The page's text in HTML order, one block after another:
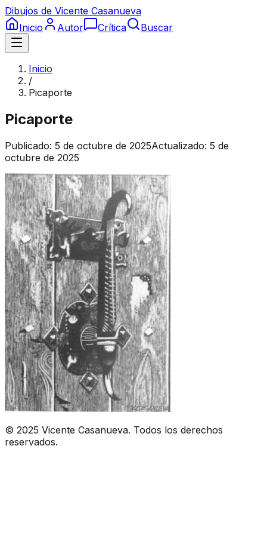
Dibujos de Vicente Casanueva
Inicio
Autor Crítica Buscar
Inicio
/
Picaporte
Picaporte
Publicado: 5 de octubre de 2025Actualizado: 5 de
octubre de 2025
© 2025 Vicente Casanueva. Todos los derechos
reservados.